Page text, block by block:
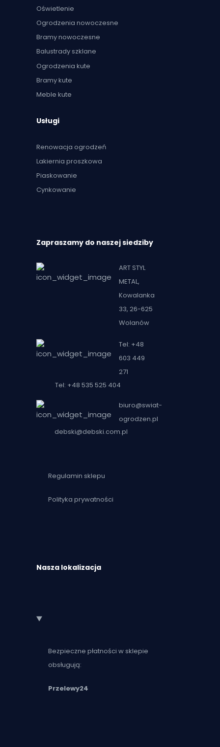
Oświetlenie
Ogrodzenia nowoczesne
Bramy nowoczesne
Balustrady szklane
Ogrodzenia kute
Bramy kute
Meble kute
Usługi
Renowacja ogrodzeń
Lakiernia proszkowa
Piaskowanie
Cynkowanie
Zapraszamy do naszej siedziby
ART STYL
METAL,
Kowalanka
33, 26-625
Wolanów
Tel: +48
603 449
271
Tel: +48 535 525 404
biuro@swiat-
ogrodzen.pl
debski@debski.com.pl
Regulamin sklepu
Polityka prywatności
Nasza lokalizacja
Bezpieczne płatności w sklepie
obsługują:
Przelewy24